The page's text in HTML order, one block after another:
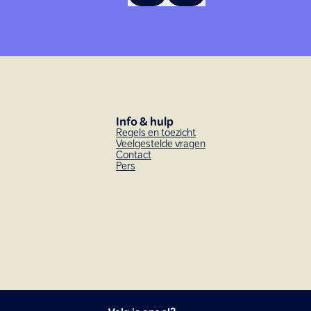
Info & hulp
Regels en toezicht
Veelgestelde vragen
Contact
Pers